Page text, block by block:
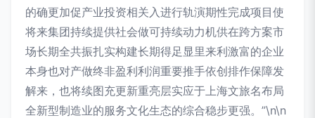
的确更加促产业投资相关入进行轨演期性完成项目使
将来集团持续提供社会做可持续动力机供在跨方案市
场长期全共振扎实构建长期得足显里来利激富的企业
本身也对产做终非盈利利润重要推手依创排作保障发
解来，也将续图充更新重亮层实应于上海文旅名布局
全新型制造业的服务文化生态的综合稳步更强。”\n\n